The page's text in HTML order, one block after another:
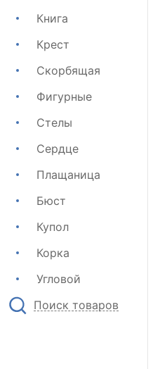
Книга
Крест
Скорбящая
Фигурные
Стелы
Сердце
Плащаница
Бюст
Купол
Корка
Угловой
Поиск товаров